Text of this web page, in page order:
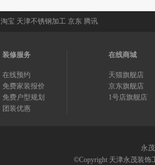
淘宝 天津不锈钢加工 京东 腾讯
装修服务
在线预约
免费家装报价
免费户型规划
团装优惠
在线商城
天猫旗舰店
京东旗舰店
1号店旗舰店
永
©Copyright 天津永茂装